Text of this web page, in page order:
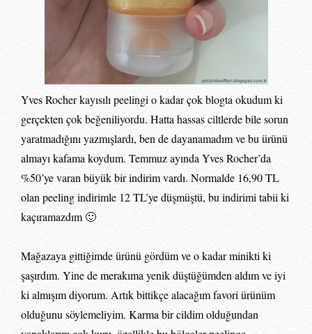
Yves Rocher kayısılı peelingi o kadar çok blogta okudum ki
gerçekten çok beğeniliyordu. Hatta hassas ciltlerde bile sorun
yaratmadığını yazmışlardı, ben de dayanamadım ve bu ürünü
almayı kafama koydum. Temmuz ayında Yves Rocher’da
%50’ye varan büyük bir indirim vardı. Normalde 16,90 TL
olan peeling indirimle 12 TL’ye düşmüştü, bu indirimi tabii ki
kaçıramazdım 🙂
Mağazaya gittiğimde ürünü gördüm ve o kadar minikti ki
şaşırdım. Yine de merakıma yenik düştüğümden aldım ve iyi
ki almışım diyorum. Artık bittikçe alacağım favori ürünüm
olduğunu söylemeliyim. Karma bir cildim olduğundan